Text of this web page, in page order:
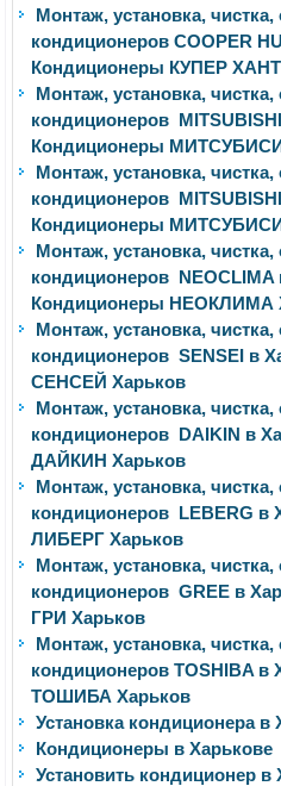
Монтаж, установка,
кондиционеров COOPER
Кондиционеры КУПЕР
Монтаж, установка,
кондиционеров
Кондиционеры
Монтаж, установка,
кондиционеров
Кондиционеры
Монтаж, установка,
кондиционеров NEOCLIMA
Кондиционеры НЕОКЛИМА
Монтаж, установка,
кондиционеров SENSEI в
СЕНСЕЙ Харьков
Монтаж, установка,
кондиционеров DAIKIN в
ДАЙКИН Харьков
Монтаж, установка,
кондиционеров LEBERG в
ЛИБЕРГ Харьков
Монтаж, установка,
кондиционеров GREE в
ГРИ Харьков
Монтаж, установка,
кондиционеров TOSHIBA
ТОШИБА Харьков
Установка кондиционера в
Кондиционеры в Харькове
Установить кондиционер в